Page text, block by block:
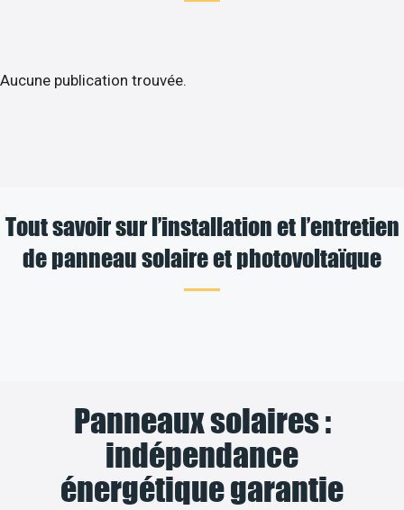
Aucune publication trouvée.
Tout savoir sur l’installation et l’entretien
de panneau solaire et photovoltaïque
Panneaux solaires :
indépendance
énergétique garantie